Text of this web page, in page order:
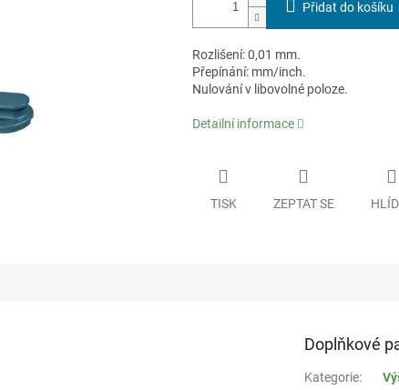
Přidat do košíku
Rozlišení: 0,01 mm.
Přepínání: mm/inch.
Nulování v libovolné poloze.
Detailní informace
TISK ZEPTAT SE
Doplňkové
Kategorie: